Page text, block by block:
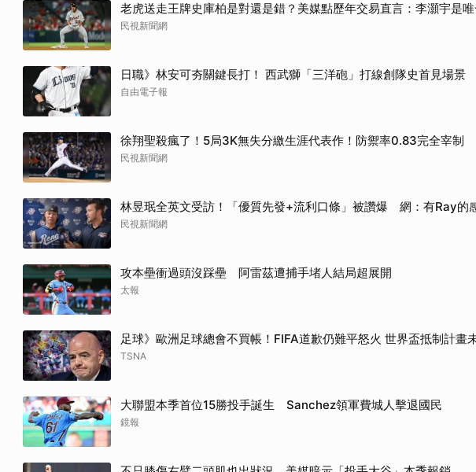
老虎送走王牌史庫柏是對還是錯？美媒點歷年交易直言：李灝宇是
民視新聞網
日職》林安可夯關鍵長打！ 西武獅「三洋砲」打線創隊史首見場景
自由電子報
徐翔聖殺瘋了！5局3K無失分繳生涯代表作！防禦率0.83完全宰制
民視新聞網
林昱珉全英文受訪！「優質先發+流利口條」被讚爆 網：有Ray的
民視新聞網
攻本壘衝過頭沒踩壘 阿雷茲遭捕手堵人結局超展開
太報
足球》歐洲足球總會不買帳！FIFA道歉仍難平怒火 世界盃抵制計畫
TSNA
大聯盟本季首位15勝投手誕生 Sanchez領軍費城人擊退國民
鏡報